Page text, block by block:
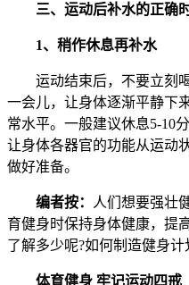
三、运动后补水的正确
1、稍作休息再补水
运动结束后，不要立刻喝
一会儿，让身体逐渐平静下
常水平。一般建议休息5-10
让身体各器官的功能从运动
做好准备。
编者按：
人们想要强壮
育健身时保持身体健康，提
了解多少呢?如何制造健身计
体育健身 牢记运动四戒